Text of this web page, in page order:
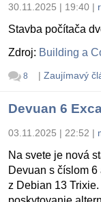
30.11.2025 | 19:40 |
Stavba počítača
Zdroj: Building a
8 | Zaujímavý
Devuan 6
03.11.2025 | 22:52 |
Na svete je nová
Devuan s číslom
z Debian 13